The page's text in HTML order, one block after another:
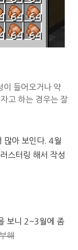
이 들어오거나 약
고 하는 경우는 잘
많아 보인다. 4월
스터링 해서 작성
보니 2~3월에 좀
해